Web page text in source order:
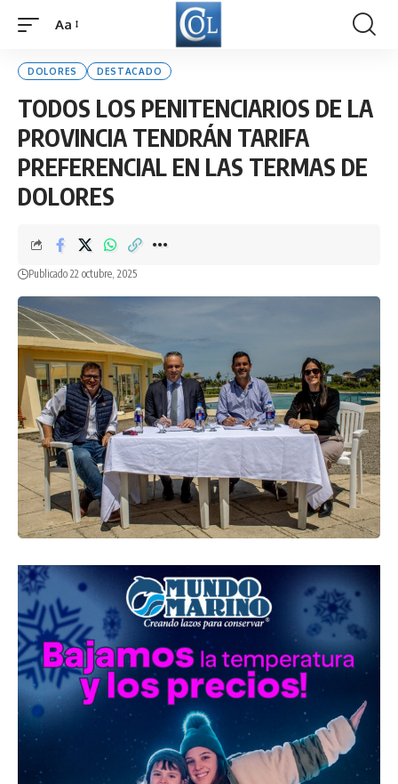
Font
Aa
DOLORES DESTACADO
TODOS LOS PENITENCIARIOS DE LA
PROVINCIA TENDRÁN TARIFA
PREFERENCIAL EN LAS TERMAS DE
DOLORES
Publicado 22 octubre, 2025